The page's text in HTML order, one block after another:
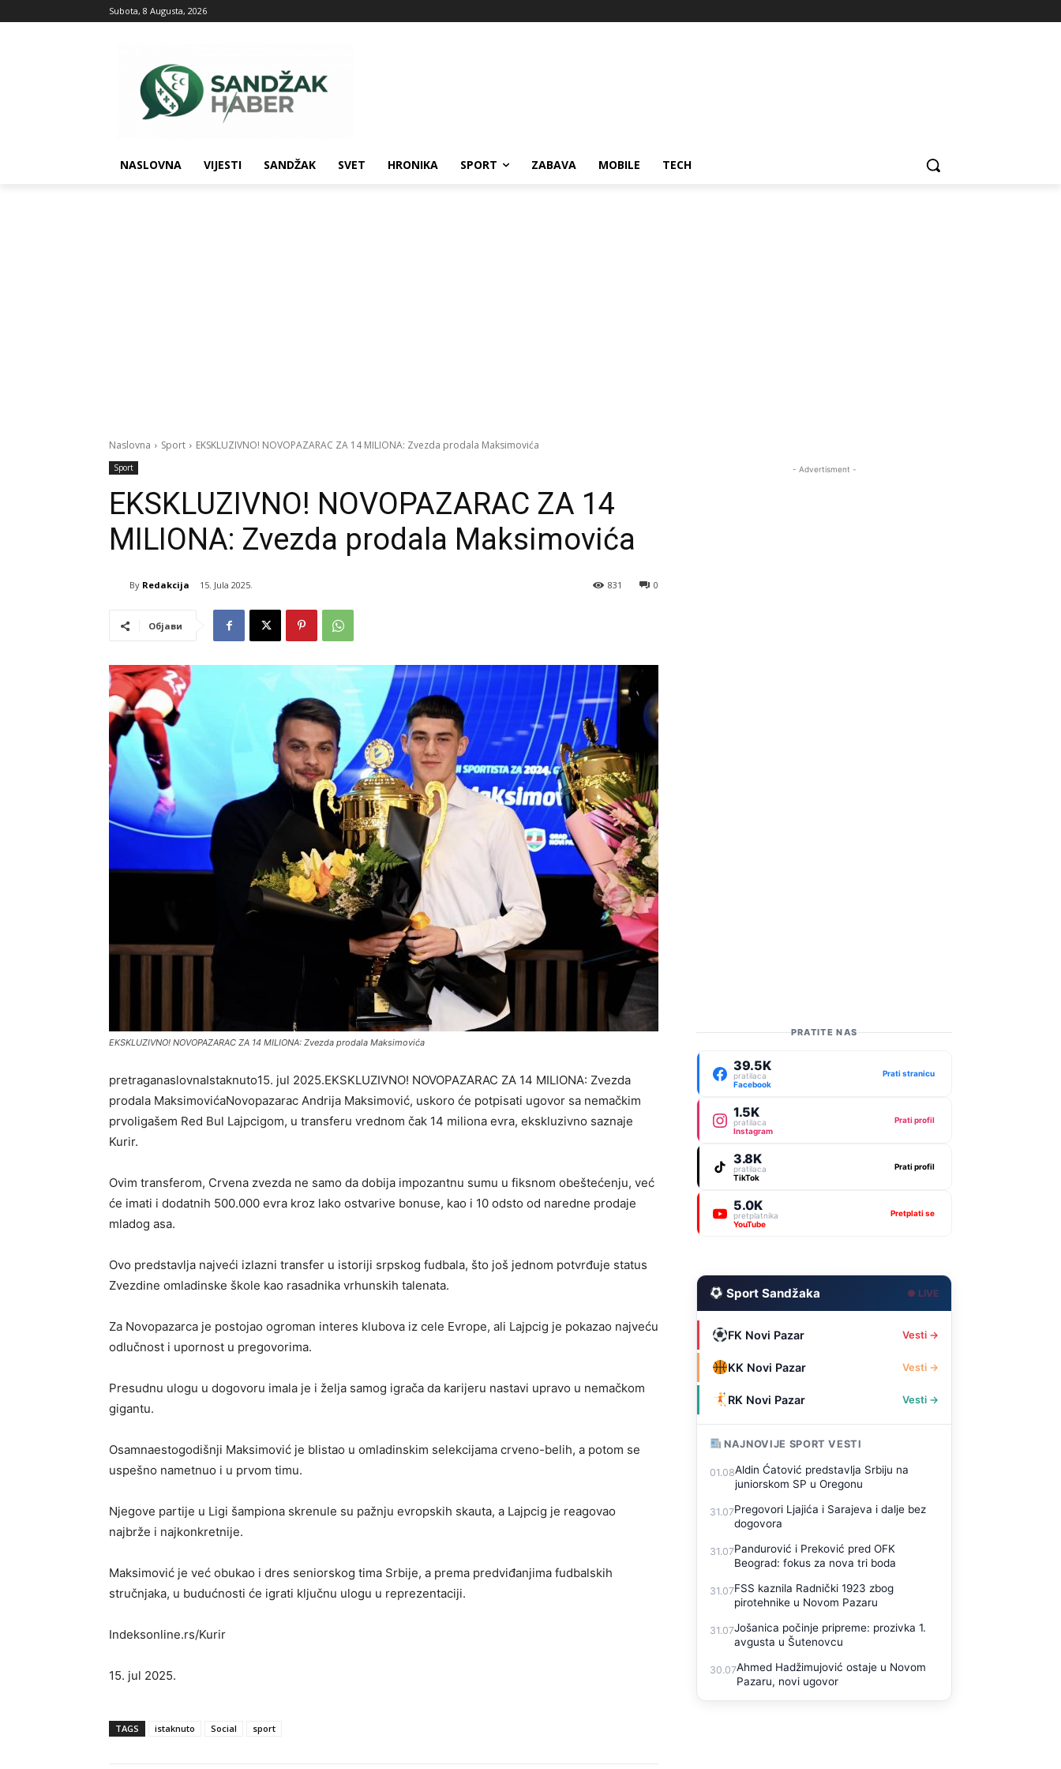
Subota, 8 Augusta, 2026
NASLOVNA VIJESTI SANDŽAK SVET HRONIKA SPORT ZABAVA MOBILE TECH
Naslovna Sport EKSKLUZIVNO! NOVOPAZARAC ZA 14 MILIONA: Zvezda prodala Maksimovića
Sport
EKSKLUZIVNO! NOVOPAZARAC ZA 14
MILIONA: Zvezda prodala Maksimovića
By Redakcija 15. Jula 2025. 0
831
Објави
EKSKLUZIVNO! NOVOPAZARAC ZA 14 MILIONA: Zvezda prodala Maksimovića
pretraganaslovnaIstaknuto15. jul 2025.EKSKLUZIVNO! NOVOPAZARAC ZA 14 MILIONA: Zvezda
prodala MaksimovićaNovopazarac Andrija Maksimović, uskoro će potpisati ugovor sa nemačkim
prvoligašem Red Bul Lajpcigom, u transferu vrednom čak 14 miliona evra, ekskluzivno saznaje
Kurir.
Ovim transferom, Crvena zvezda ne samo da dobija impozantnu sumu u fiksnom obeštećenju, već
će imati i dodatnih 500.000 evra kroz lako ostvarive bonuse, kao i 10 odsto od naredne prodaje
mladog asa.
Ovo predstavlja najveći izlazni transfer u istoriji srpskog fudbala, što još jednom potvrđuje status
Zvezdine omladinske škole kao rasadnika vrhunskih talenata.
Za Novopazarca je postojao ogroman interes klubova iz cele Evrope, ali Lajpcig je pokazao najveću
odlučnost i upornost u pregovorima.
Presudnu ulogu u dogovoru imala je i želja samog igrača da karijeru nastavi upravo u nemačkom
gigantu.
Osamnaestogodišnji Maksimović je blistao u omladinskim selekcijama crveno-belih, a potom se
uspešno nametnuo i u prvom timu.
Njegove partije u Ligi šampiona skrenule su pažnju evropskih skauta, a Lajpcig je reagovao
najbrže i najkonkretnije.
Maksimović je već obukao i dres seniorskog tima Srbije, a prema predviđanjima fudbalskih
stručnjaka, u budućnosti će igrati ključnu ulogu u reprezentaciji.
Indeksonline.rs/Kurir
15. jul 2025.
TAGS istaknuto Social sport
- Advertisment -
PRATITE NAS
39.5K
pratilaca
Facebook
Prati stranicu
1.5K
pratilaca
Instagram
Prati profil
3.8K
pratilaca
TikTok
Prati profil
5.0K
pretplatnika
YouTube
Pretplati se
Sport Sandžaka ● LIVE
FK Novi Pazar Vesti →
KK Novi Pazar Vesti →
RK Novi Pazar Vesti →
NAJNOVIJE SPORT VESTI
01.08Aldin Ćatović predstavlja Srbiju na
juniorskom SP u Oregonu
31.07Pregovori Ljajića i Sarajeva i dalje bez
dogovora
31.07Pandurović i Preković pred OFK
Beograd: fokus za nova tri boda
31.07FSS kaznila Radnički 1923 zbog
pirotehnike u Novom Pazaru
31.07Jošanica počinje pripreme: prozivka 1.
avgusta u Šutenovcu
30.07Ahmed Hadžimujović ostaje u Novom
Pazaru, novi ugovor